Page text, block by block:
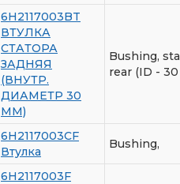
6H2117003BT
ВТУЛКА
СТАТОРА
ЗАДНЯЯ
(ВНУТР.
ДИАМЕТР 30
ММ)
Bushing,
rear (ID -
6H2117003CF
Втулка
Bushing,
6H2117003F